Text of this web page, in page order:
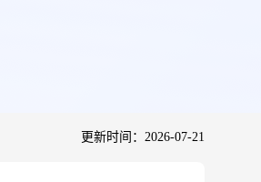
更新时间：2026-07-21